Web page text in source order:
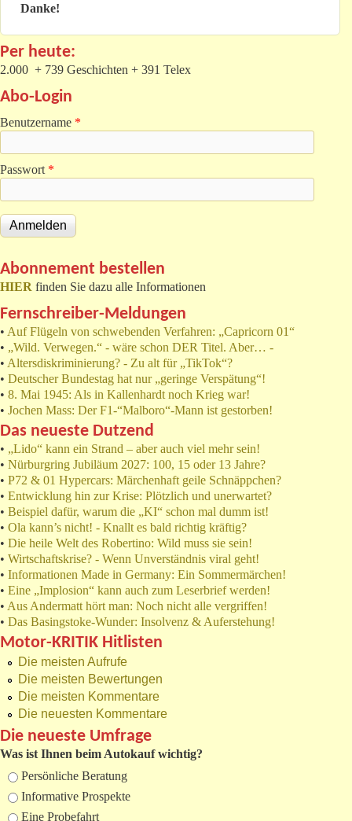
Danke!
Per heute:
2.000 + 739 Geschichten + 391 Telex
Abo-Login
Benutzername *
Passwort *
Abonnement bestellen
HIER finden Sie dazu alle Informationen
Fernschreiber-Meldungen
• Auf Flügeln von schwebenden Verfahren: „Capricorn 01“
• „Wild. Verwegen.“ - wäre schon DER Titel. Aber… -
• Altersdiskriminierung? - Zu alt für „TikTok“?
• Deutscher Bundestag hat nur „geringe Verspätung“!
• 8. Mai 1945: Als in Kallenhardt noch Krieg war!
• Jochen Mass: Der F1-“Malboro“-Mann ist gestorben!
Das neueste Dutzend
• „Lido“ kann ein Strand – aber auch viel mehr sein!
• Nürburgring Jubiläum 2027: 100, 15 oder 13 Jahre?
• P72 & 01 Hypercars: Märchenhaft geile Schnäppchen?
• Entwicklung hin zur Krise: Plötzlich und unerwartet?
• Beispiel dafür, warum die „KI“ schon mal dumm ist!
• Ola kann’s nicht! - Knallt es bald richtig kräftig?
• Die heile Welt des Robertino: Wild muss sie sein!
• Wirtschaftskrise? - Wenn Unverständnis viral geht!
• Informationen Made in Germany: Ein Sommermärchen!
• Eine „Implosion“ kann auch zum Leserbrief werden!
• Aus Andermatt hört man: Noch nicht alle vergriffen!
• Das Basingstoke-Wunder: Insolvenz & Auferstehung!
Motor-KRITIK Hitlisten
Die meisten Aufrufe
Die meisten Bewertungen
Die meisten Kommentare
Die neuesten Kommentare
Die neueste Umfrage
Was ist Ihnen beim Autokauf wichtig?
Auswahlmöglichkeiten
Persönliche Beratung
Informative Prospekte
Eine Probefahrt